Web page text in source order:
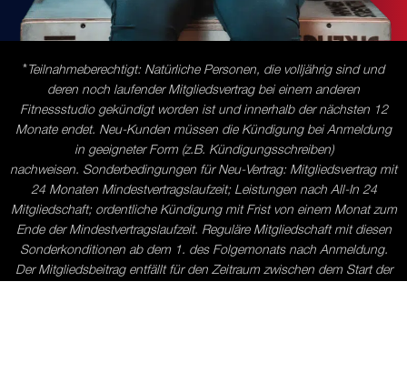
*Teilnahmeberechtigt:Natürliche Personen, die volljährig sind und
deren noch laufender Mitgliedsvertrag bei einem anderen
Fitnessstudio gekündigt worden ist und innerhalb der nächsten 12
Monate endet. Neu-Kunden müssen die Kündigung bei Anmeldung
in geeigneter Form (z.B. Kündigungsschreiben)
nachweisen. Sonderbedingungen für Neu-Vertrag:Mitgliedsvertrag mit
24 Monaten Mindestvertragslaufzeit; Leistungen nach All-In 24
Mitgliedschaft; ordentliche Kündigung mit Frist von einem Monat zum
Ende der Mindestvertragslaufzeit. Reguläre Mitgliedschaft mit diesen
Sonderkonditionen ab dem 1. des Folgemonats nach Anmeldung.
Der Mitgliedsbeitrag entfällt für den Zeitraum zwischen dem Start der